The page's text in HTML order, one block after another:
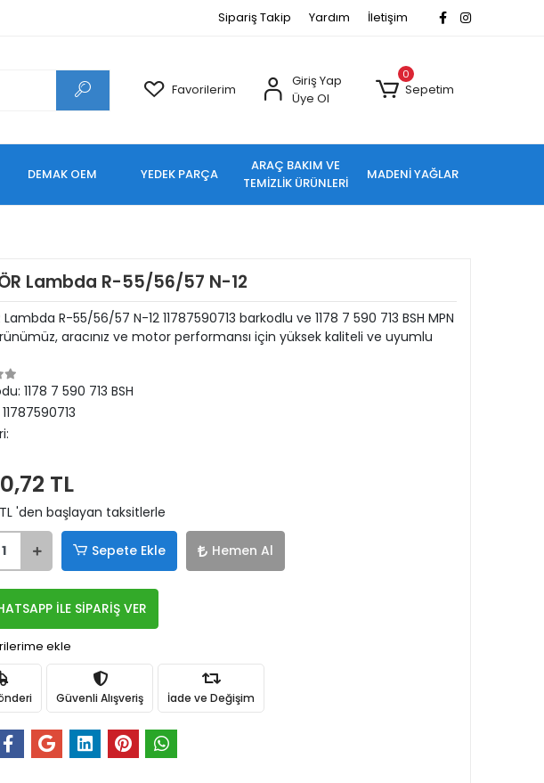
Sipariş Takip Yardım İletişim
Favorilerim
Giriş Yap
Üye Ol
0
Sepetim
DEMAK OEM YEDEK PARÇA
ARAÇ BAKIM VE
TEMİZLİK ÜRÜNLERİ
MADENİ YAĞLAR
Lambda R-55/56/57 N-12
Lambda R-55/56/57 N-12 11787590713 barkodlu ve 1178 7 590 713 BSH MPN
aracınız ve motor performansı için yüksek kaliteli ve uyumlu
1178 7 590 713 BSH
11787590713
TL
'den başlayan taksitlerle
Sepete Ekle Hemen Al
İLE SİPARİŞ VER
ekle
Güvenli Alışveriş İade ve Değişim